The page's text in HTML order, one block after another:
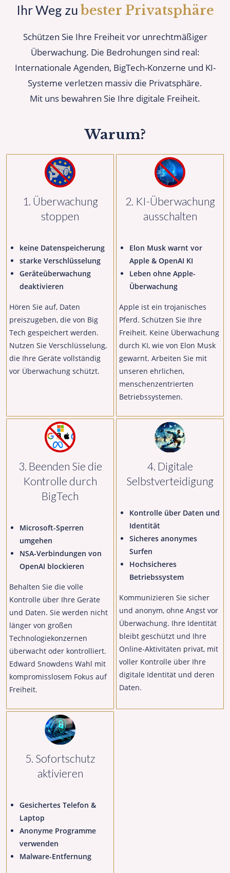
Ihr Weg zu bester Privatsphäre
Schützen Sie Ihre Freiheit vor unrechtmäßiger
Überwachung. Die Bedrohungen sind real:
Internationale Agenden, BigTech-Konzerne und KI-
Systeme verletzen massiv die Privatsphäre.
Mit uns bewahren Sie Ihre digitale Freiheit.
Warum?
1. Überwachung
stoppen
keine Datenspeicherung
starke Verschlüsselung
Geräteüberwachung
deaktivieren
Hören Sie auf, Daten
preiszugeben, die von Big
Tech gespeichert werden.
Nutzen Sie Verschlüsselung,
die Ihre Geräte vollständig
vor Überwachung schützt.
2. KI-Überwachung
ausschalten
Elon Musk warnt vor
Apple & OpenAI KI
Leben ohne Apple-
Überwachung
Apple ist ein trojanisches
Pferd. Schützen Sie Ihre
Freiheit. Keine Überwachung
durch KI, wie von Elon Musk
gewarnt. Arbeiten Sie mit
unseren ehrlichen,
menschenzentrierten
Betriebssystemen.
3. Beenden Sie die
Kontrolle durch
BigTech
Microsoft-Sperren
umgehen
NSA-Verbindungen von
OpenAI blockieren
Behalten Sie die volle
Kontrolle über Ihre Geräte
und Daten. Sie werden nicht
länger von großen
Technologiekonzernen
überwacht oder kontrolliert.
Edward Snowdens Wahl mit
kompromisslosem Fokus auf
Freiheit.
4. Digitale
Selbstverteidigung
Kontrolle über Daten und
Identität
Sicheres anonymes
Surfen
Hochsicheres
Betriebssystem
Kommunizieren Sie sicher
und anonym, ohne Angst vor
Überwachung. Ihre Identität
bleibt geschützt und Ihre
Online-Aktivitäten privat, mit
voller Kontrolle über Ihre
digitale Identität und deren
Daten.
5. Sofortschutz
aktivieren
Gesichertes Telefon &
Laptop
Anonyme Programme
verwenden
Malware-Entfernung